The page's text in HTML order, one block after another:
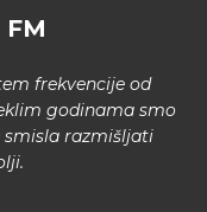
FM
frekvencije od
godinama smo
razmišljati